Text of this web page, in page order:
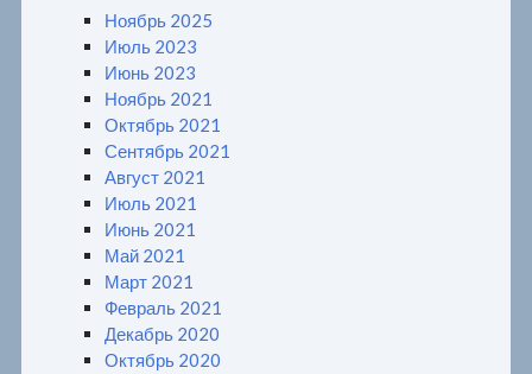
Ноябрь 2025
Июль 2023
Июнь 2023
Ноябрь 2021
Октябрь 2021
Сентябрь 2021
Август 2021
Июль 2021
Июнь 2021
Май 2021
Март 2021
Февраль 2021
Декабрь 2020
Октябрь 2020